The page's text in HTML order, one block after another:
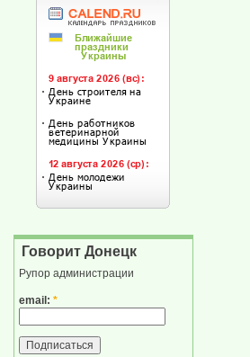
Говорит Донецк
Рупор администрации
email: *